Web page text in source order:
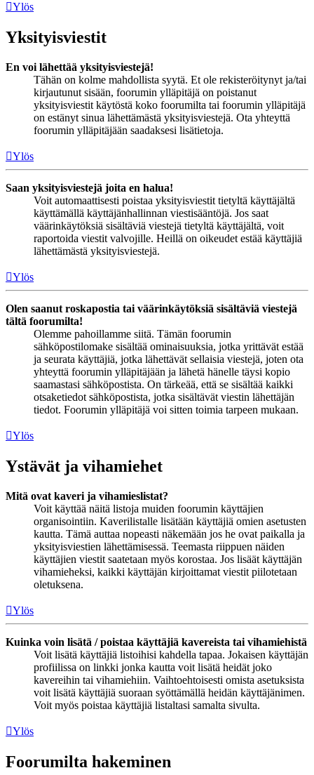
Ylös
Yksityisviestit
En voi lähettää yksityisviestejä!
Tähän on kolme mahdollista syytä. Et ole rekisteröitynyt ja/tai
kirjautunut sisään, foorumin ylläpitäjä on poistanut
yksityisviestit käytöstä koko foorumilta tai foorumin ylläpitäjä
on estänyt sinua lähettämästä yksityisviestejä. Ota yhteyttä
foorumin ylläpitäjään saadaksesi lisätietoja.
Ylös
Saan yksityisviestejä joita en halua!
Voit automaattisesti poistaa yksityisviestit tietyltä käyttäjältä
käyttämällä käyttäjänhallinnan viestisääntöjä. Jos saat
väärinkäytöksiä sisältäviä viestejä tietyltä käyttäjältä, voit
raportoida viestit valvojille. Heillä on oikeudet estää käyttäjiä
lähettämästä yksityisviestejä.
Ylös
Olen saanut roskapostia tai väärinkäytöksiä sisältäviä viestejä
tältä foorumilta!
Olemme pahoillamme siitä. Tämän foorumin
sähköpostilomake sisältää ominaisuuksia, jotka yrittävät estää
ja seurata käyttäjiä, jotka lähettävät sellaisia viestejä, joten ota
yhteyttä foorumin ylläpitäjään ja lähetä hänelle täysi kopio
saamastasi sähköpostista. On tärkeää, että se sisältää kaikki
otsaketiedot sähköpostista, jotka sisältävät viestin lähettäjän
tiedot. Foorumin ylläpitäjä voi sitten toimia tarpeen mukaan.
Ylös
Ystävät ja vihamiehet
Mitä ovat kaveri ja vihamieslistat?
Voit käyttää näitä listoja muiden foorumin käyttäjien
organisointiin. Kaverilistalle lisätään käyttäjiä omien asetusten
kautta. Tämä auttaa nopeasti näkemään jos he ovat paikalla ja
yksityisviestien lähettämisessä. Teemasta riippuen näiden
käyttäjien viestit saatetaan myös korostaa. Jos lisäät käyttäjän
vihamieheksi, kaikki käyttäjän kirjoittamat viestit piilotetaan
oletuksena.
Ylös
Kuinka voin lisätä / poistaa käyttäjiä kavereista tai vihamiehistä
Voit lisätä käyttäjiä listoihisi kahdella tapaa. Jokaisen käyttäjän
profiilissa on linkki jonka kautta voit lisätä heidät joko
kavereihin tai vihamiehiin. Vaihtoehtoisesti omista asetuksista
voit lisätä käyttäjiä suoraan syöttämällä heidän käyttäjänimen.
Voit myös poistaa käyttäjiä listaltasi samalta sivulta.
Ylös
Foorumilta hakeminen